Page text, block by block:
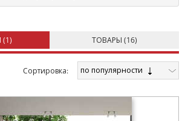
(1) ТОВАРЫ (16)
Cортировка: по популярности